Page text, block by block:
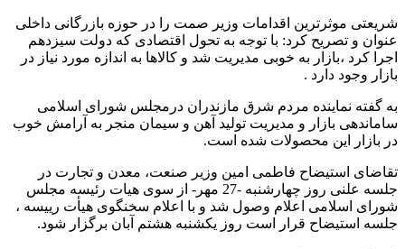
شریعتی موثرترین اقدامات وزیر صمت را در حوزه بازرگانی داخلی
عنوان و تصریح کرد: با توجه به تحول اقتصادی که دولت سیزدهم
اجرا کرد ،بازار به خوبی مدیریت شد و کالاها به اندازه مورد نیاز در
بازار وجود دارد .
به گفته نماینده مردم شرق مازندران درمجلس شورای اسلامی
ساماندهی بازار و مدیریت تولید آهن و سیمان منجر به آرامش خوب
در بازار این محصولات شده است.
تقاضای استیضاح فاطمی امین وزیر صنعت، معدن و تجارت در
جلسه علنی روز چهارشنبه -27 مهر- از سوی هیات رئیسه مجلس
شورای اسلامی اعلام وصول شد و با اعلام سخنگوی هیأت رییسه ،
جلسه استیضاح قرار است روز یکشنبه هشتم آبان برگزار شود.